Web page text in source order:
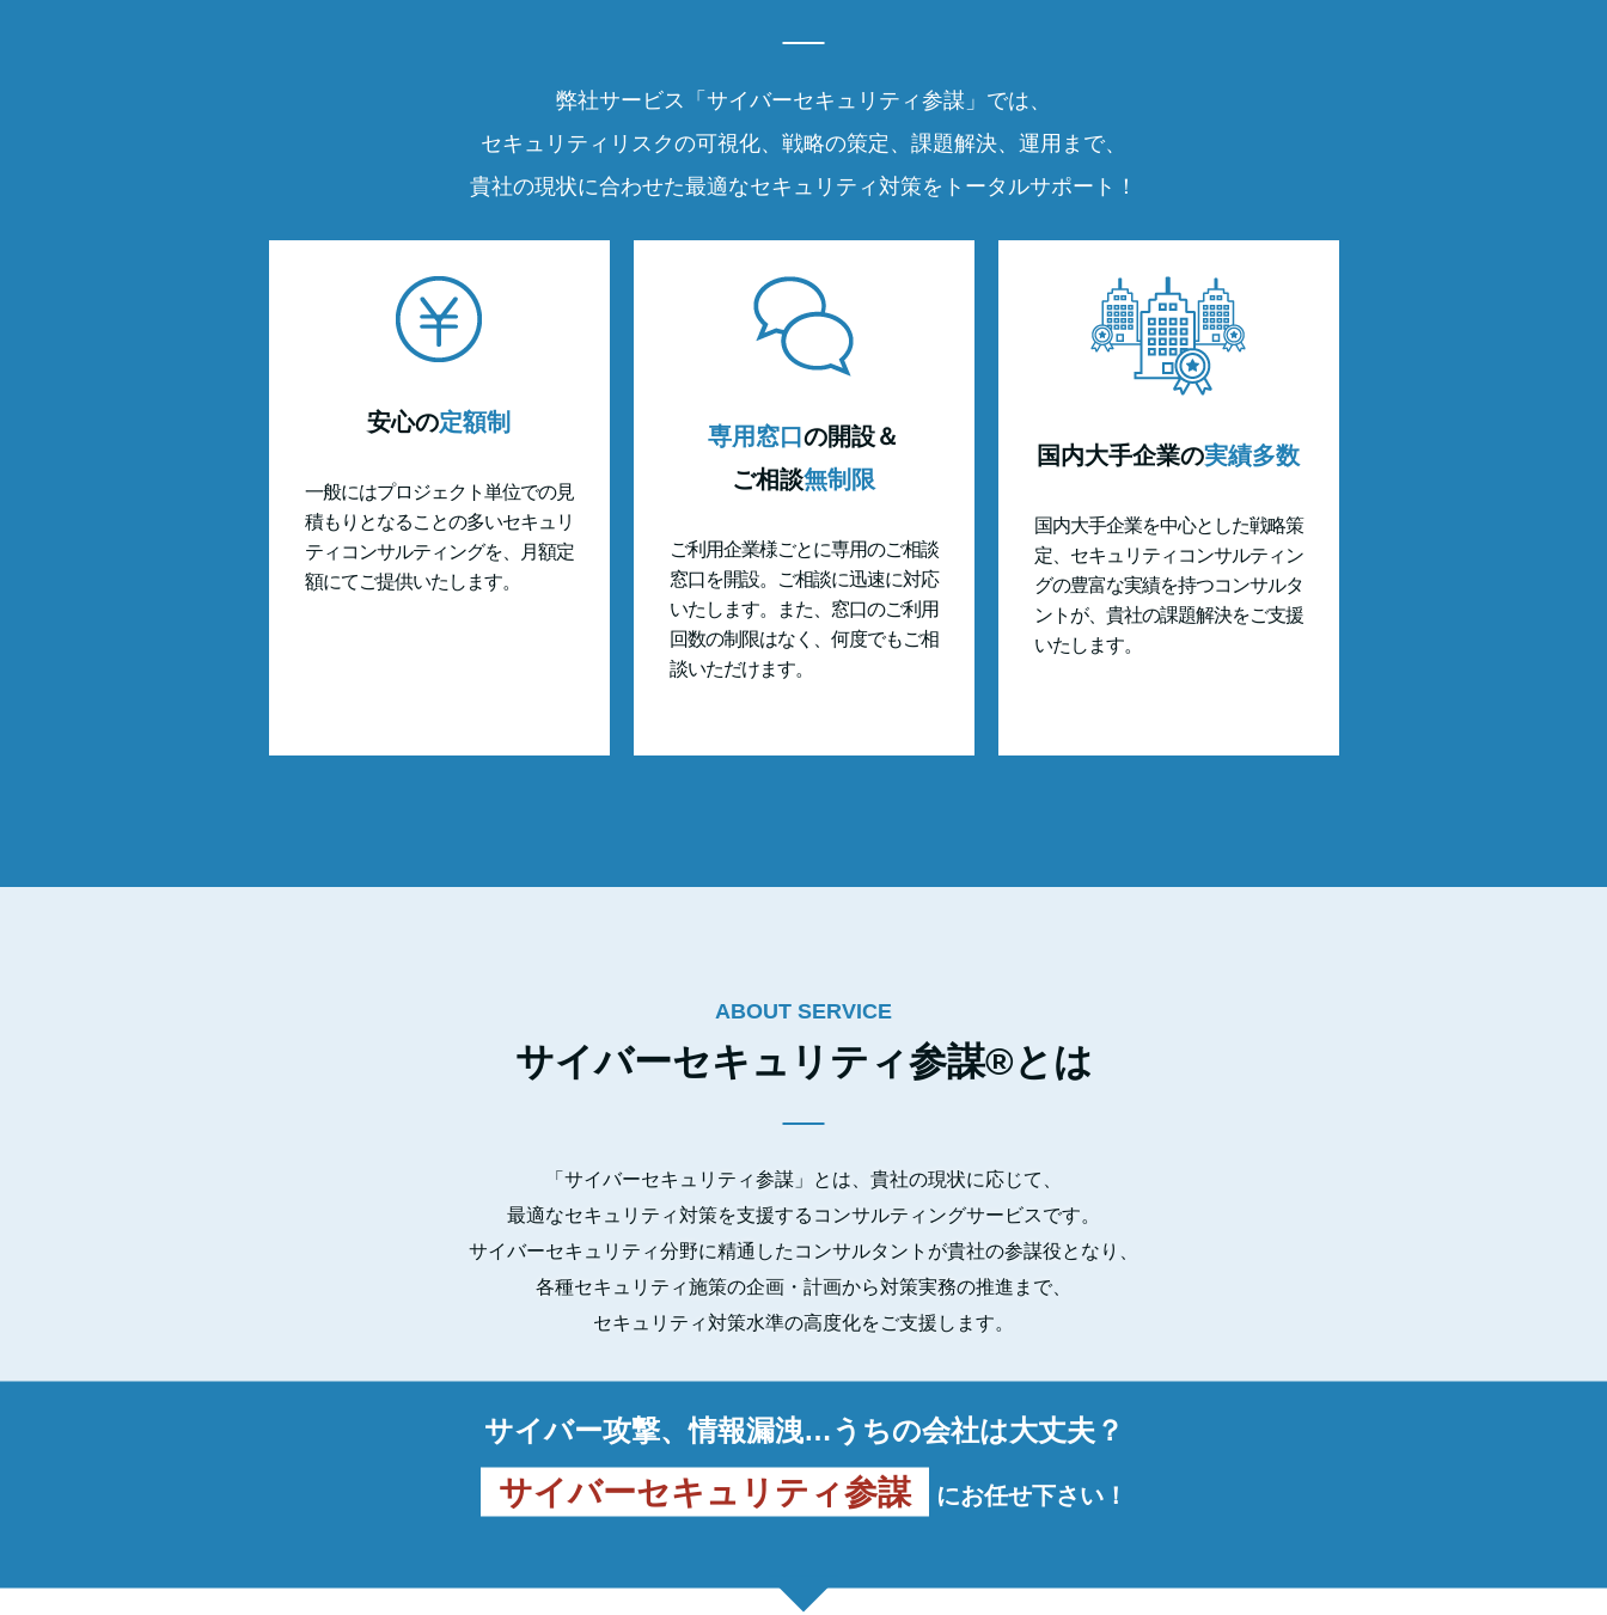
弊社サービス「サイバーセキュリティ参謀」では、
セキュリティリスクの可視化、戦略の策定、課題解決、運用まで、
貴社の現状に合わせた最適なセキュリティ対策をトータルサポート！
安心の定額制
一般にはプロジェクト単位での見
積もりとなることの多いセキュリ
ティコンサルティングを、月額定
額にてご提供いたします。
専用窓口 の開設＆
ご相談無制限
ご利用企業様ごとに専用のご相談
窓口を開設。ご相談に迅速に対応
いたします。また、窓口のご利用
回数の制限はなく、何度でもご相
談いただけます。
国内大手企業の実績多数
国内大手企業を中心とした戦略策
定、セキュリティコンサルティン
グの豊富な実績を持つコンサルタ
ントが、貴社の課題解決をご支援
いたします。
ABOUT SERVICE
サイバーセキュリティ参謀®とは
「サイバーセキュリティ参謀」とは、貴社の現状に応じて、
最適なセキュリティ対策を支援するコンサルティングサービスです。
サイバーセキュリティ分野に精通したコンサルタントが貴社の参謀役となり、
各種セキュリティ施策の企画・計画から対策実務の推進まで、
セキュリティ対策水準の高度化をご支援します。
サイバー攻撃、情報漏洩…うちの会社は大丈夫？
サイバーセキュリティ参謀 にお任せ下さい！